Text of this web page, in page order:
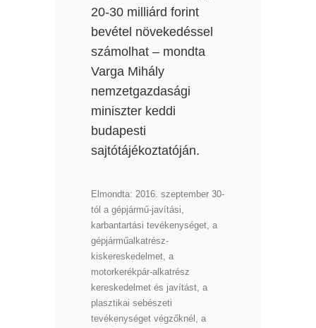
20-30 milliárd forint
bevétel növekedéssel
számolhat – mondta
Varga Mihály
nemzetgazdasági
miniszter keddi
budapesti
sajtótájékoztatóján.
Elmondta: 2016. szeptember 30-
tól a gépjármű-javítási,
karbantartási tevékenységet, a
gépjárműalkatrész-
kiskereskedelmet, a
motorkerékpár-alkatrész
kereskedelmet és javítást, a
plasztikai sebészeti
tevékenységet végzőknél, a